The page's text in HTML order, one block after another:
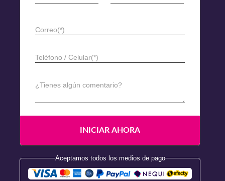
Correo(*)
Teléfono / Celular(*)
¿Tienes algún comentario?
Aceptamos todos los medios de pago